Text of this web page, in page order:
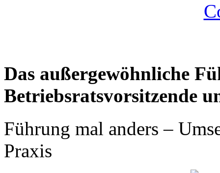
Das außergewöhnliche
Betriebsratsvorsitzende
Führung mal anders –
Praxis